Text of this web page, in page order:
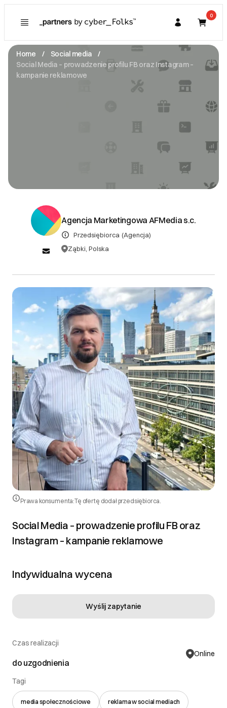
Kupujący
0
Home
Social media
Social Media – prowadzenie profilu FB oraz Instagram –
kampanie reklamowe
Agencja Marketingowa AFMedia s.c.
Przedsiębiorca (Agencja)
Ząbki, Polska
Poznaj
Prawa konsumenta
O Partnerze
Agencja Marketingowa AFMedia s.c.
Prawa konsumenta:Tę ofertę dodał przedsiębiorca.
Social Media – prowadzenie profilu FB oraz
Instagram – kampanie reklamowe
Indywidualna wycena
Czas realizacji
do uzgodnienia
Online
Tagi
media społecznościowe reklama w social mediach
Wyślij zapytanie